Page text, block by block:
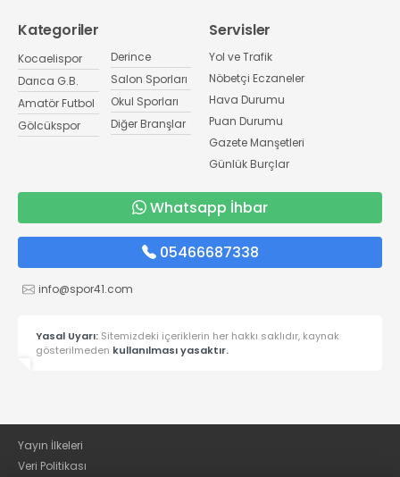
Kategoriler
Kocaelispor
Darıca G.B.
Amatör Futbol
Gölcükspor
Derince
Salon Sporları
Okul Sporları
Diğer Branşlar
Servisler
Yol ve Trafik
Nöbetçi Eczaneler
Hava Durumu
Puan Durumu
Gazete Manşetleri
Günlük Burçlar
Whatsapp İhbar
05466687338
info@spor41.com
Yasal Uyarı: Sitemizdeki içeriklerin her hakkı saklıdır, kaynak
gösterilmeden kullanılması yasaktır.
Yayın İlkeleri
Veri Politikası